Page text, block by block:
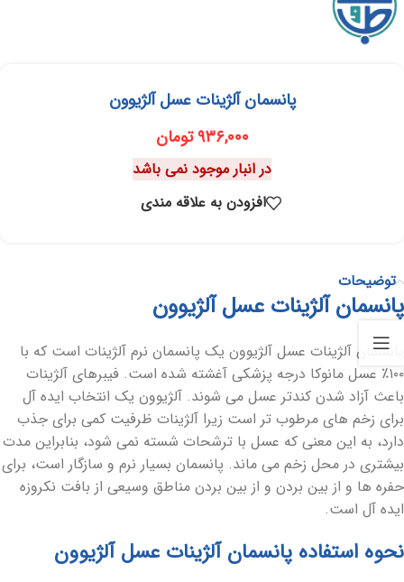
پانسمان آلژینات عسل آلژیوون
۹۳۶,۰۰۰تومان
در انبار موجود نمی باشد
افزودن به علاقه مندی
توضیحات
پانسمان آلژینات عسل آلژیوون
پانسمان آلژینات عسل آلژیوون یک پانسمان نرم آلژینات است که با
۱۰۰٪ عسل مانوکا درجه پزشکی آغشته شده است. فیبرهای آلژینات
باعث آزاد شدن کندتر عسل می شوند. آلژیوون یک انتخاب ایده آل
برای زخم های مرطوب تر است زیرا آلژینات ظرفیت کمی برای جذب
دارد، به این معنی که عسل با ترشحات شسته نمی شود، بنابراین مدت
بیشتری در محل زخم می ماند. پانسمان بسیار نرم و سازگار است، برای
حفره ها و از بین بردن و از بین بردن مناطق وسیعی از بافت نکروزه
ایده آل است.
نحوه استفاده پانسمان آلژینات عسل آلژیوون